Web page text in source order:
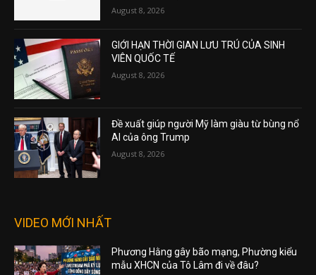
August 8, 2026
GIỚI HẠN THỜI GIAN LƯU TRÚ CỦA SINH
VIÊN QUỐC TẾ
August 8, 2026
Đề xuất giúp người Mỹ làm giàu từ bùng nổ
AI của ông Trump
August 8, 2026
VIDEO MỚI NHẤT
Phương Hằng gây bão mạng, Phường kiểu
mẫu XHCN của Tô Lâm đi về đâu?